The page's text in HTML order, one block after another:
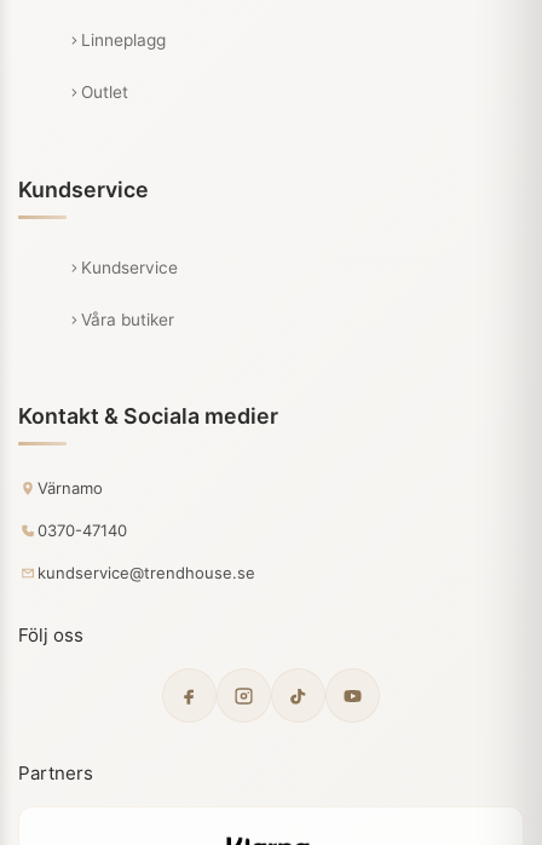
Linneplagg
Outlet
Kundservice
Kundservice
Våra butiker
Kontakt & Sociala medier
Värnamo
0370-47140
kundservice@trendhouse.se
Följ oss
Partners